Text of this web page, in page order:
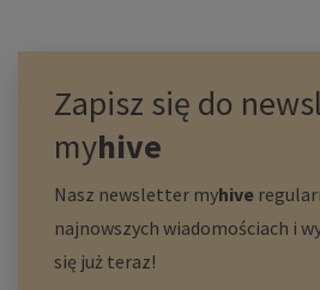
Zapisz się do
myhive
Nasz newsletter myhive
najnowszych wiadomościach i
się już teraz!